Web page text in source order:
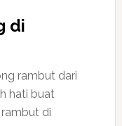
di
rambut dari
hati buat
di